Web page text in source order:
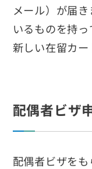
メール）が届
いるものを持
新しい在留カー
配偶者ビザ
配偶者ビザを